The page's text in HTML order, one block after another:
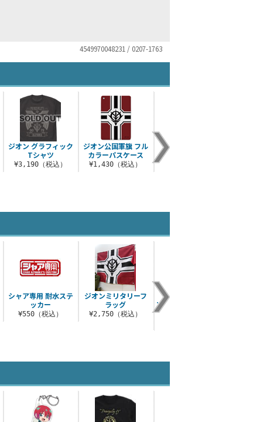
4549970048231 / 0207-1763
ジオン グラフィック
Tシャツ
¥3,190（税込）
ジオン公国軍旗 フル
カラーパスケース
¥1,430（税込）
ジオン軍迷彩 ヘビー
キャンバストート
シャア専用 耐水ステ
ッカー
¥550（税込）
ジオンミリタリーフ
ラッグ
¥2,750（税込）
PRINCIPALITY OF
ZEON脱着式ワッペン